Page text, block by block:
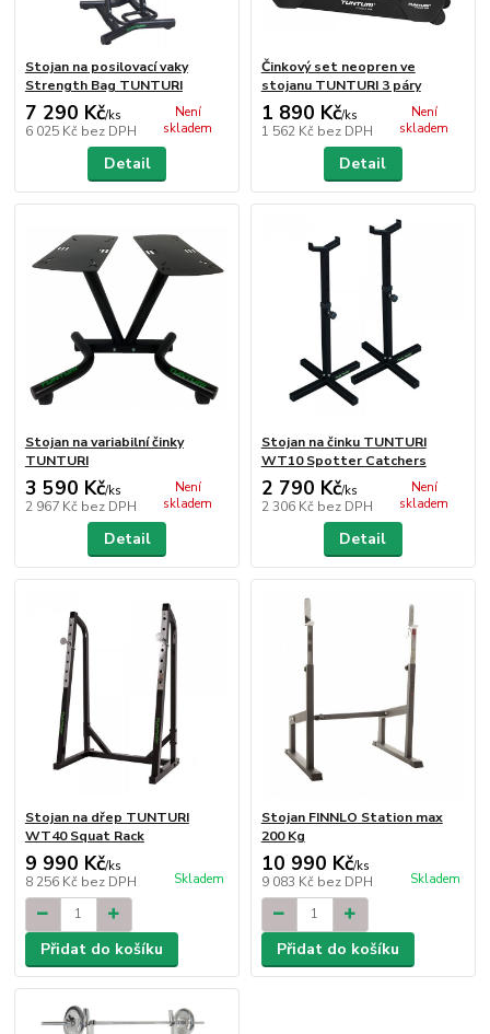
Stojan na posilovací vaky
Strength Bag TUNTURI
7 290 Kč/ks
6 025 Kč bez DPH
Není
skladem
Detail
Činkový set neopren ve
stojanu TUNTURI 3 páry
1 890 Kč/ks
1 562 Kč bez DPH
Není
skladem
Detail
Stojan na variabilní činky
TUNTURI
3 590 Kč/ks
2 967 Kč bez DPH
Není
skladem
Detail
Stojan na činku TUNTURI
WT10 Spotter Catchers
2 790 Kč/ks
2 306 Kč bez DPH
Není
skladem
Detail
Stojan na dřep TUNTURI
WT40 Squat Rack
9 990 Kč/ks
8 256 Kč bez DPH Skladem
Přidat do košíku
Stojan FINNLO Station max
200 Kg
10 990 Kč/ks
9 083 Kč bez DPH Skladem
Přidat do košíku